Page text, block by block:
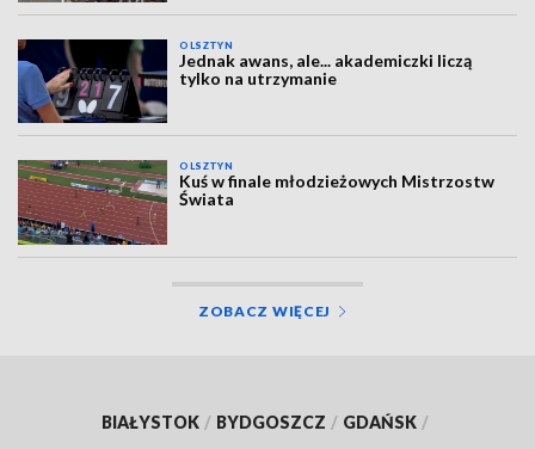
OLSZTYN
Jednak awans, ale... akademiczki liczą
tylko na utrzymanie
OLSZTYN
Kuś w finale młodzieżowych Mistrzostw
Świata
ZOBACZ WIĘCEJ
BIAŁYSTOK / BYDGOSZCZ / GDAŃSK /